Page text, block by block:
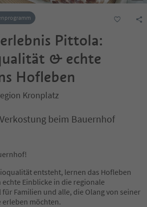
Pittola:
& echte
Hofleben
Kronplatz
beim Bauernhof
entsteht, lernen das Hofleben
Einblicke in die regionale
Familien und alle, die Olang von seiner
möchten.